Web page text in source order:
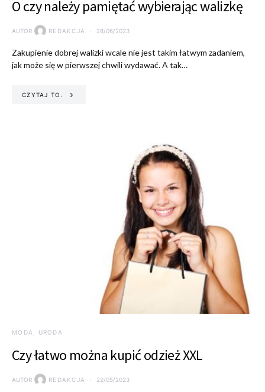
O czy należy pamiętać wybierając walizkę
AUTOR REDAKCJA 28/06/2023
Zakupienie dobrej walizki wcale nie jest takim łatwym zadaniem,
jak może się w pierwszej chwili wydawać. A tak…
CZYTAJ TO.
MODA, URODA
Czy łatwo można kupić odzież XXL
AUTOR REDAKCJA 22/05/2023